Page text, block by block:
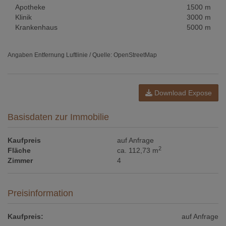
Apotheke
1500 m
Klinik
3000 m
Krankenhaus
5000 m
Angaben Entfernung Luftlinie / Quelle: OpenStreetMap
Download Expose
Basisdaten zur Immobilie
Kaufpreis
auf Anfrage
Fläche
ca. 112,73 m2
Zimmer 4
Preisinformation
Kaufpreis: auf Anfrage